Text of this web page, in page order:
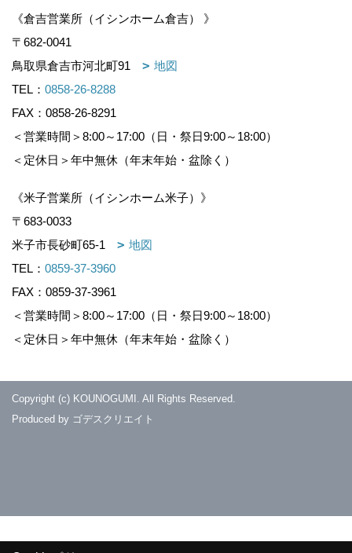
《倉吉営業所（イシンホーム倉吉） 》
〒682-0041
鳥取県倉吉市河北町91
地図
TEL： 0858-26-8288
FAX：0858-26-8291
＜営業時間＞8:00～17:00（日・祭日9:00～18:00）
＜定休日＞年中無休（年末年始・盆除く）
《米子営業所（イシンホーム米子）》
〒683-0033
米子市長砂町65-1
地図
TEL： 0859-37-3960
FAX：0859-37-3961
＜営業時間＞8:00～17:00（日・祭日9:00～18:00）
＜定休日＞年中無休（年末年始・盆除く）
Copyright (c) KOUNOGUMI. All Rights Reserved.
Produced by ゴデスクリエイト